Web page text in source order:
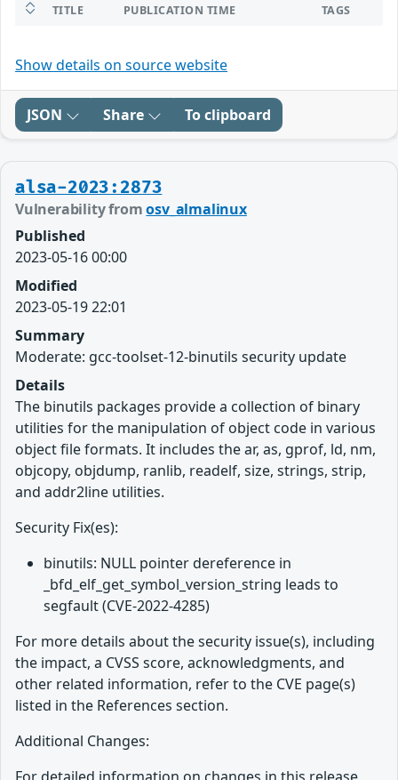
TITLE PUBLICATION TIME TAGS
Show details on source website
JSON Share To clipboard
alsa-2023:2873
Vulnerability fromosv_almalinux
Published
2023-05-16 00:00
Modified
2023-05-19 22:01
Summary
Moderate: gcc-toolset-12-binutils security update
Details
The binutils packages provide a collection of binary
utilities for the manipulation of object code in various
object file formats. It includes the ar, as, gprof, ld, nm,
objcopy, objdump, ranlib, readelf, size, strings, strip,
and addr2line utilities.
Security Fix(es):
binutils: NULL pointer dereference in
_bfd_elf_get_symbol_version_string leads to
segfault (CVE-2022-4285)
For more details about the security issue(s), including
the impact, a CVSS score, acknowledgments, and
other related information, refer to the CVE page(s)
listed in the References section.
Additional Changes: